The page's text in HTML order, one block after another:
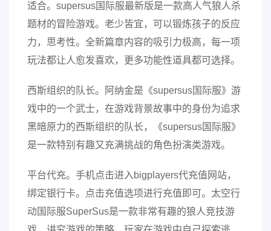
适合。supersus国际服最新版是一款高人气狼人杀
题材的冒险游戏。老少皆宜，可以锻炼孩子的反应
力，思考性。全新篇章内容的吸引力极高，每一项
玩法都让人愈发喜欢，更多功能性道具都可选择。
西斯组织的队长。阿纳金是《supersus国际服》游
戏中的一个武士，在游戏背景故事中的身份为追求
黑暗原力的西斯组织的队长，《supersus国际服》
是一款特别有趣又充满挑战的角色扮演类游戏。
平台代充。手机点击进入bigplayers代充值网站，
绑定银行卡。点击充值选项进行充值即可。太空行
动国际服SuperSus是一款非常有趣的狼人竞技游